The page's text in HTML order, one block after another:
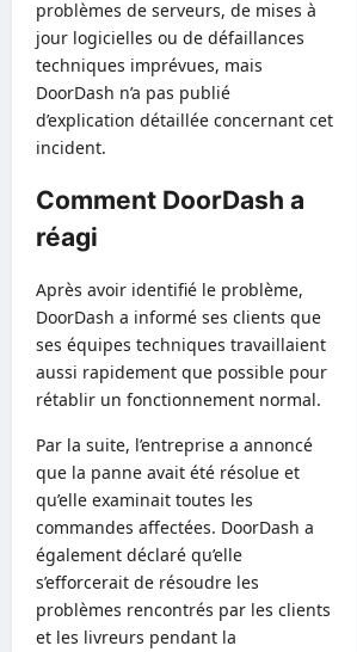
problèmes de serveurs, de mises à
jour logicielles ou de défaillances
techniques imprévues, mais
DoorDash n’a pas publié
d’explication détaillée concernant cet
incident.
Comment DoorDash a
réagi
Après avoir identifié le problème,
DoorDash a informé ses clients que
ses équipes techniques travaillaient
aussi rapidement que possible pour
rétablir un fonctionnement normal.
Par la suite, l’entreprise a annoncé
que la panne avait été résolue et
qu’elle examinait toutes les
commandes affectées. DoorDash a
également déclaré qu’elle
s’efforcerait de résoudre les
problèmes rencontrés par les clients
et les livreurs pendant la